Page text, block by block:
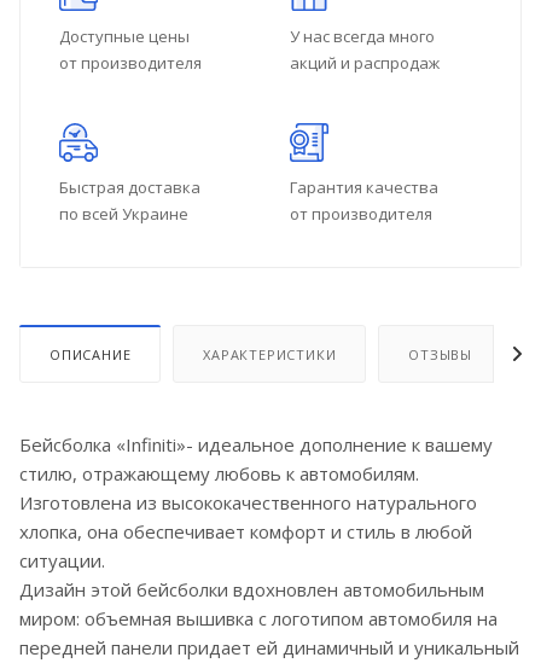
Доступные цены
от производителя
У нас всегда много
акций и распродаж
Быстрая доставка
по всей Украине
Гарантия качества
от производителя
ОПИСАНИЕ ХАРАКТЕРИСТИКИ ОТЗЫВЫ
Бейсболка «Infiniti»- идеальное дополнение к вашему
стилю, отражающему любовь к автомобилям.
Изготовлена из высококачественного натурального
хлопка, она обеспечивает комфорт и стиль в любой
ситуации.
Дизайн этой бейсболки вдохновлен автомобильным
миром: объемная вышивка с логотипом автомобиля на
передней панели придает ей динамичный и уникальный